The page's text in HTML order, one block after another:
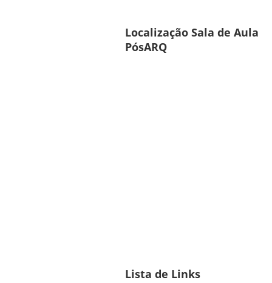
Localização Sala de Aula
PósARQ
Lista de Links